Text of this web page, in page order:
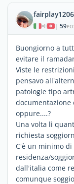
fairplay1206
| 59
Buongiorno a
evitare il
Viste le
pensavo
patologie tipo
oppure....?
Una volta lì
richiesta
C'è un minimo
residenza/
dall'italia come
comunque